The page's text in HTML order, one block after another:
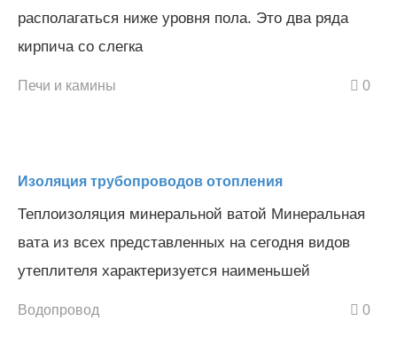
располагаться ниже уровня пола. Это два ряда
кирпича со слегка
Печи и камины 0
Изоляция трубопроводов отопления
Теплоизоляция минеральной ватой Минеральная
вата из всех представленных на сегодня видов
утеплителя характеризуется наименьшей
Водопровод 0